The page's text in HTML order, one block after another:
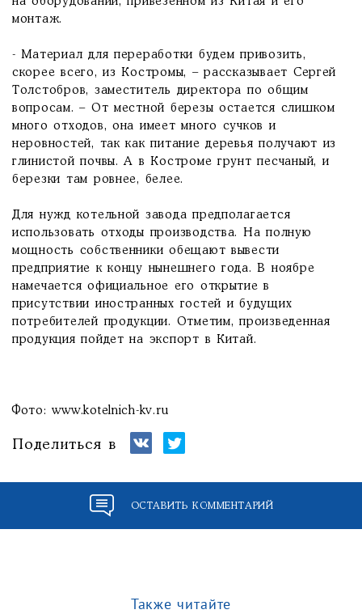
монтаж.
- Материал для переработки будем привозить,
скорее всего, из Костромы, – рассказывает Сергей
Толстобров, заместитель директора по общим
вопросам. – От местной березы остается слишком
много отходов, она имеет много сучков и
неровностей, так как питание деревья получают из
глинистой почвы. А в Костроме грунт песчаный, и
березки там ровнее, белее.
Для нужд котельной завода предполагается
использовать отходы производства. На полную
мощность собственники обещают вывести
предприятие к концу нынешнего года. В ноябре
намечается официальное его открытие в
присутствии иностранных гостей и будущих
потребителей продукции. Отметим, произведенная
продукция пойдет на экспорт в Китай.
Фото: www.kotelnich-kv.ru
Поделиться в
ОСТАВИТЬ КОММЕНТАРИЙ
Также читайте